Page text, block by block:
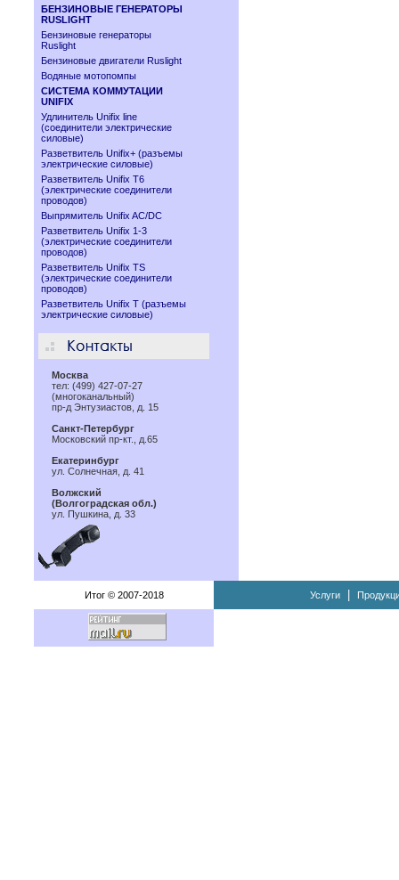
БЕНЗИНОВЫЕ ГЕНЕРАТОРЫ
RUSLIGHT
Бензиновые генераторы
Ruslight
Бензиновые двигатели Ruslight
Водяные мотопомпы
СИСТЕМА КОММУТАЦИИ
UNIFIX
Удлинитель Unifix line
(соединители электрические
силовые)
Разветвитель Unifix+ (разъемы
электрические силовые)
Разветвитель Unifix T6
(электрические соединители
проводов)
Выпрямитель Unifix AC/DC
Разветвитель Unifix 1-3
(электрические соединители
проводов)
Разветвитель Unifix TS
(электрические соединители
проводов)
Разветвитель Unifix T (разъемы
электрические силовые)
Москва
тел: (499) 427-07-27
(многоканальный)
пр-д Энтузиастов, д. 15
Санкт-Петербург
Московский пр-кт., д.65
Екатеринбург
ул. Солнечная, д. 41
Волжский
(Волгоградская обл.)
ул. Пушкина, д. 33
Итог © 2007-2018 Услуги